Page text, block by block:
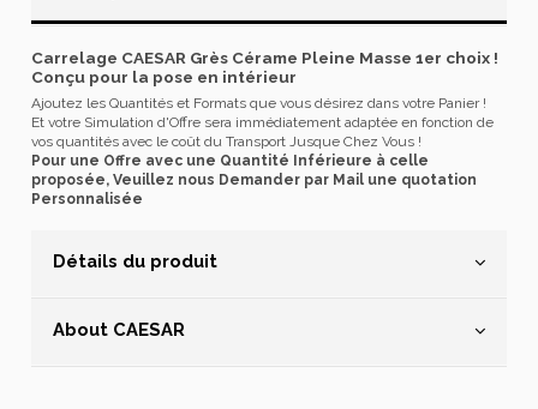
Carrelage CAESAR Grès Cérame Pleine Masse 1er choix !
Conçu pour la pose en intérieur
Ajoutez les Quantités et Formats que vous désirez dans votre Panier !
Et votre Simulation d'Offre sera immédiatement adaptée en fonction de
vos quantités avec le coût du Transport Jusque Chez Vous !
Pour une Offre avec une Quantité Inférieure à celle
proposée, Veuillez nous Demander par Mail une quotation
Personnalisée
Détails du produit
About CAESAR